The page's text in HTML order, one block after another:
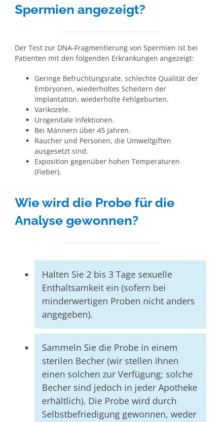
Spermien angezeigt?
Der Test zur DNA-Fragmentierung von Spermien ist bei
Patienten mit den folgenden Erkrankungen angezeigt:
Geringe Befruchtungsrate, schlechte Qualität der
Embryonen, wiederholtes Scheitern der
Implantation, wiederholte Fehlgeburten.
Varikozele.
Urogenitale Infektionen.
Bei Männern über 45 Jahren.
Raucher und Personen, die Umweltgiften
ausgesetzt sind.
Exposition gegenüber hohen Temperaturen
(Fieber).
Wie wird die Probe für die
Analyse gewonnen?
Halten Sie 2 bis 3 Tage sexuelle
Enthaltsamkeit ein (sofern bei
minderwertigen Proben nicht anders
angegeben).
Sammeln Sie die Probe in einem
sterilen Becher (wir stellen Ihnen
einen solchen zur Verfügung; solche
Becher sind jedoch in jeder Apotheke
erhältlich). Die Probe wird durch
Selbstbefriedigung gewonnen, weder